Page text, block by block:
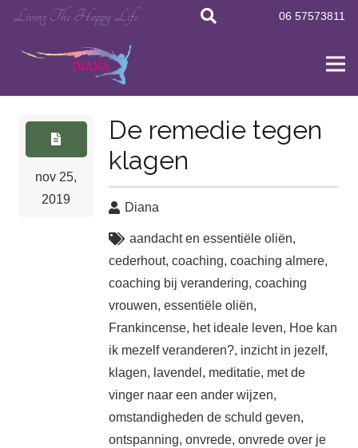
Living The Happy Life 06 57573811
nov 25,
2019
De remedie tegen
klagen
Diana
aandacht en essentiële oliën,
cederhout, coaching, coaching almere,
coaching bij verandering, coaching
vrouwen, essentiële oliën,
Frankincense, het ideale leven, Hoe kan
ik mezelf veranderen?, inzicht in jezelf,
klagen, lavendel , meditatie, met de
vinger naar een ander wijzen,
omstandigheden de schuld geven,
ontspanning, onvrede, onvrede over je